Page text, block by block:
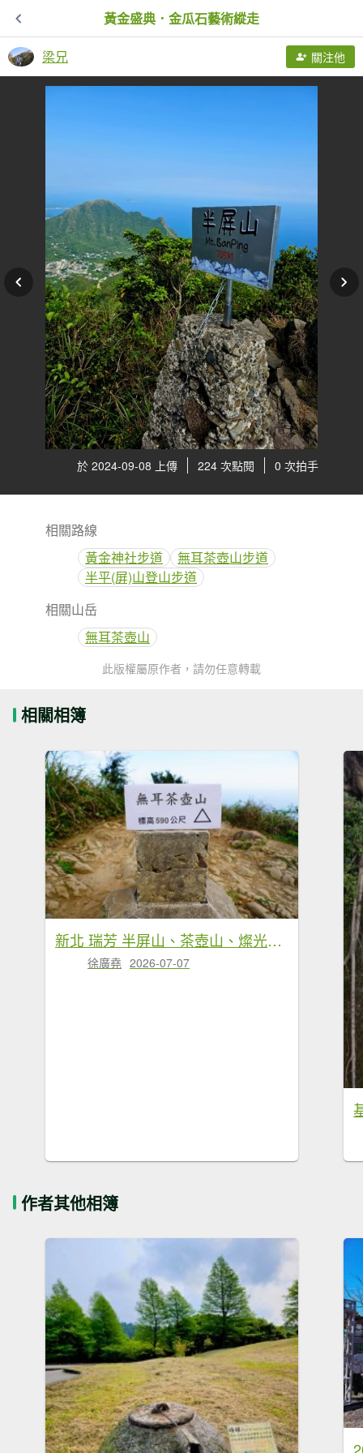
黃金盛典．金瓜石藝術縱走
梁兄 關注他
於 2024-09-08 上傳 224 次點閱 0 次拍手
相關路線
黃金神社步道
無耳茶壺山步道
半平(屏)山登山步道
相關山岳
無耳茶壺山
此版權屬原作者，請勿任意轉載
相關相簿
新北 瑞芳 半屏山、茶壺山、燦光寮山
徐廣堯 2026-07-07
作者其他相簿